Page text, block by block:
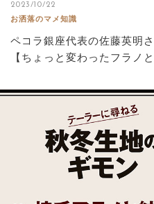
2023/10/22
お洒落のマメ知識
ペコラ銀座代表の佐藤英明
【ちょっと変わったフラノと